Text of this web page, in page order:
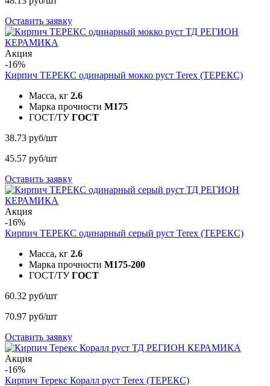
Оставить заявку
Акция
-16%
Кирпич ТЕРЕКС одинарный мокко руст Terex (ТЕРЕКС)
Масса, кг 2.6
Марка прочности M175
ГОСТ/ТУ ГОСТ
38.73 руб/шт
45.57 руб/шт
Оставить заявку
Акция
-16%
Кирпич ТЕРЕКС одинарный серый руст Terex (ТЕРЕКС)
Масса, кг 2.6
Марка прочности M175-200
ГОСТ/ТУ ГОСТ
60.32 руб/шт
70.97 руб/шт
Оставить заявку
Акция
-16%
Кирпич Терекс Коралл руст Terex (ТЕРЕКС)